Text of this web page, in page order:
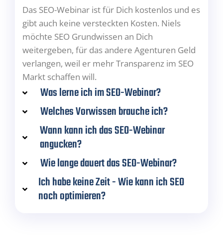
Das SEO-Webinar ist für Dich kostenlos und es
gibt auch keine versteckten Kosten. Niels
möchte SEO Grundwissen an Dich
weitergeben, für das andere Agenturen Geld
verlangen, weil er mehr Transparenz im SEO
Markt schaffen will.
Was lerne ich im SEO-Webinar?
Welches Vorwissen brauche ich?
Wann kann ich das SEO-Webinar
angucken?
Wie lange dauert das SEO-Webinar?
Ich habe keine Zeit - Wie kann ich SEO
noch optimieren?